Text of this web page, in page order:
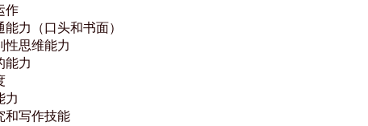
作
能力（口头和书面）
性思维能力
能力
力
和写作技能